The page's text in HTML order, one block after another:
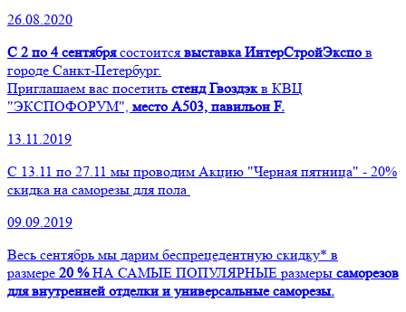
26.08.2020
С 2 по 4 сентябрясостоится выставка ИнтерСтройЭкспо в
городе Санкт-Петербург.
Приглашаем вас посетить стенд Гвоздэкв КВЦ
"ЭКСПОФОРУМ", место А503, павильон F.
13.11.2019
С 13.11 по 27.11 мы проводим Акцию "Черная пятница" - 20%
скидка на саморезы для пола
09.09.2019
Весь сентябрь мы дарим беспрецедентную скидку* в
размере 20 %НА САМЫЕ ПОПУЛЯРНЫЕ размеры саморезов
для внутренней отделки и универсальные саморезы.